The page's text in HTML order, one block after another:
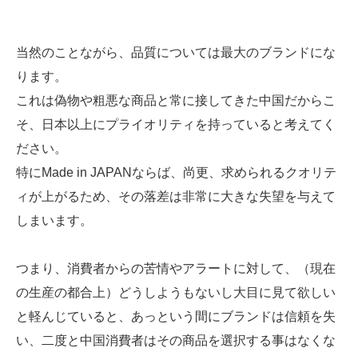
当然のことながら、品質については最大のブランドにな
ります。
これは偽物や粗悪な商品と常に接してきた中国だからこ
そ、日本以上にプライオリティを持っていると考えてく
ださい。
特にMade in JAPANならば、尚更、求められるクオリテ
ィが上がるため、その落差は非常に大きな失望を与えて
しまいます。
つまり、消費者からの苦情やアラートに対して、（現在
の生産の都合上）どうしようもないし大目に見て欲しい
と軽んじていると、あっという間にブランドは信頼を失
い、二度と中国消費者はその商品を選択する事はなくな